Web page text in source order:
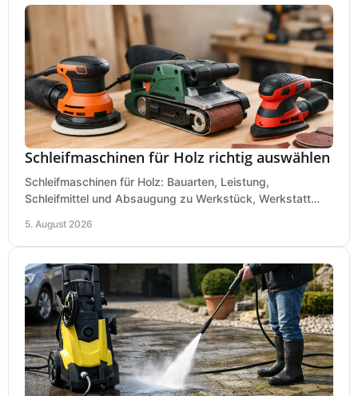
Schleifmaschinen für Holz richtig auswählen
Schleifmaschinen für Holz: Bauarten, Leistung,
Schleifmittel und Absaugung zu Werkstück, Werkstatt
5. August 2026